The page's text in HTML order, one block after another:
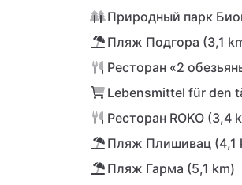
Природный парк
Пляж Подгора (3,1
Ресторан «2
Lebensmittel für den
Ресторан ROKO (3,4
Пляж Плишивац (4,1
Пляж Гарма (5,1 km)